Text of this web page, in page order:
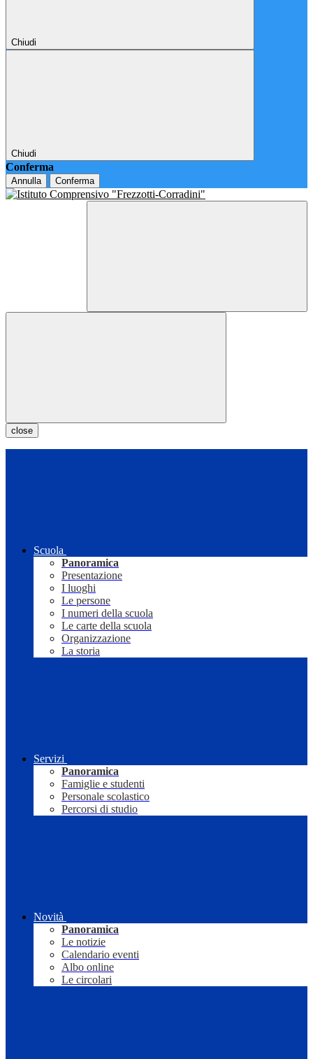
Chiudi
Chiudi
Conferma
Annulla Conferma
close
Scuola
Panoramica
Presentazione
I luoghi
Le persone
I numeri della scuola
Le carte della scuola
Organizzazione
La storia
Servizi
Panoramica
Famiglie e studenti
Personale scolastico
Percorsi di studio
Novità
Panoramica
Le notizie
Calendario eventi
Albo online
Le circolari